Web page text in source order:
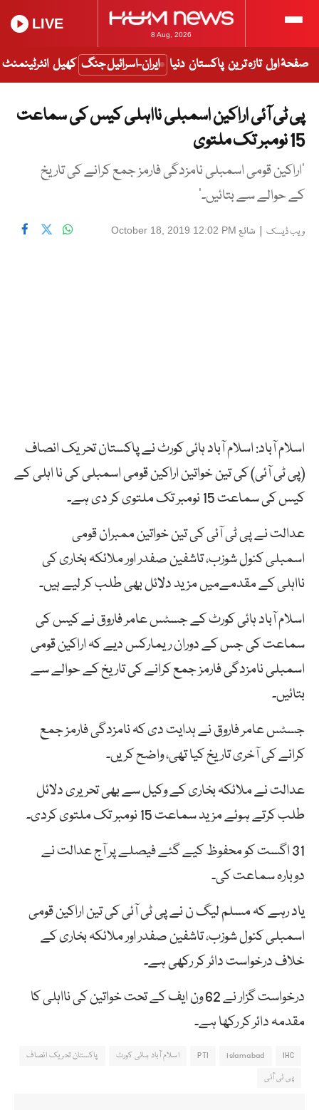
8 Aug, 2026
LIVE
صفحۂ اول تازہ ترین پاکستان دنیا ایران-اسرائیل جنگ کھیل انٹرٹینمنٹ
پی ٹی آئی اراکین اسمبلی نااہلی کیس کی سماعت
15 نومبر تک ملتوی
‘اراکین قومی اسمبلی نامزدگی فارمز جمع کرانے کی تاریخ
کے حوالے سے بتائیں۔’
ویب ڈیسک | شائع October 18, 2019 12:02 PM
اسلام آباد: اسلام آباد ہائی کورٹ نے پاکستان تحریک انصاف
(پی ٹی آئی) کی تین خواتین اراکین قومی اسمبلی کی نا اہلی کے
کیس کی سماعت 15 نومبر تک ملتوی کر دی ہے۔
عدالت نے پی ٹی آئی کی تین خواتین ممبران قومی
اسمبلی کنول شوزب، تاشفین صفدر اور ملائکہ بخاری کی
نااہلی کے مقدمےمیں مزید دلائل بھی طلب کر لیے ہیں۔
اسلام آباد ہائی کورٹ کے جسٹس عامر فاروق نے کیس کی
سماعت کی جس کے دوران ریمارکس دیے کہ اراکین قومی
اسمبلی نامزدگی فارمز جمع کرانے کی تاریخ کے حوالے سے
بتائیں۔
جسٹس عامر فاروق نے ہدایت دی کہ نامزدگی فارمز جمع
کرانے کی آخری تاریخ کیا تھی، واضح کریں۔
عدالت نے ملائکہ بخاری کے وکیل سے بھی تحریری دلائل
طلب کرتے ہوئے مزید سماعت 15 نومبر تک ملتوی کردی۔
31 اگست کو محفوظ کیے گئے فیصلے پر آج عدالت نے
دوبارہ سماعت کی۔
یاد رہے کہ مسلم لیگ ن نے پی ٹی آئی کی تین اراکین قومی
اسمبلی کنول شوزب، تاشفین صفدر اور ملائکہ بخاری کے
خلاف درخواست دائر کر رکھی ہے۔
درخواست گزار نے 62 ون ایف کے تحت خواتین کی نااہلی کا
مقدمہ دائر کر رکھا ہے۔
IHC
islamabad
PTI اسلام آباد ہائی کورٹ
پاکستان تحریک انصاف
پی ٹی آئی